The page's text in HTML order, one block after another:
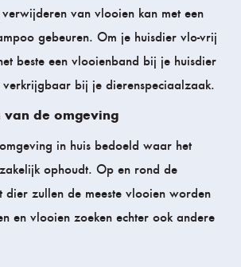
van vlooien kan met een
gebeuren. Om je huisdier vlo-vrij
beste een vlooienband bij je huisdier
bij je dierenspeciaalzaak.
van de omgeving
in huis bedoeld waar het
ophoudt. Op en rond de
dier zullen de meeste vlooien worden
en vlooien zoeken echter ook andere